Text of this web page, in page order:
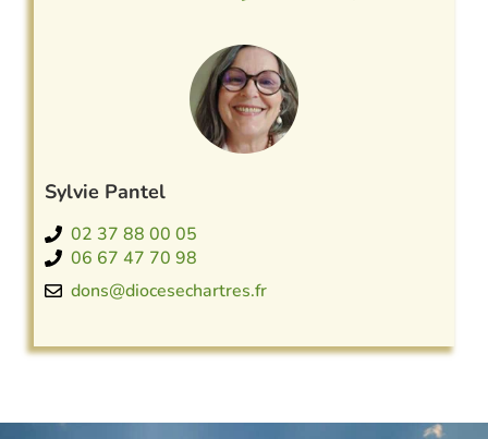
Sylvie Pantel
02 37 88 00 05
06 67 47 70 98
dons@diocesechartres.fr